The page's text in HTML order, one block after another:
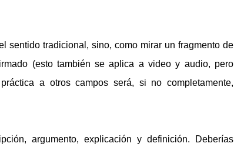
sentido tradicional, sino, como mirar un fragmento de
(esto también se aplica a video y audio, pero
a otros campos será, si no completamente,
argumento, explicación y definición. Deberías